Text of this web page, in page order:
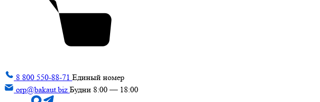
8 800 550-88-71 Единый номер
orp@bakaut.biz Будни 8:00 — 18:00